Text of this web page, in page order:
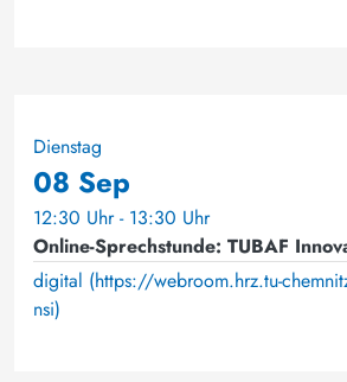
Dienstag
08 Sep
12:30 Uhr - 13:30 Uhr
Online-Sprechstunde: TUBAF
digital (https://webroom.hrz.tu-
nsi)